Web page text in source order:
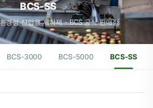
BCS-SS
경성 산업용 세척제 - BCS 공식 판매점
BCS-3000 BCS-5000 BCS-SS